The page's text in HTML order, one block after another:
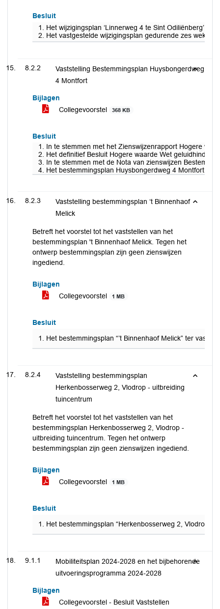
Besluit
1. Het wijzigingsplan ‘Linnerweg 4 te Sint Odiliënberg’
2. Het vastgestelde wijzigingsplan gedurende zes weken
8.2.2
Vaststelling Bestemmingsplan Huysbongerdweg
4 Montfort
Bijlagen
Collegevoorstel
368 KB
Besluit
1. In te stemmen met het Zienswijzenrapport Hogere
2. Het definitief Besluit Hogere waarde Wet geluidhinder
3. In te stemmen met de Nota van zienswijzen
4. Het bestemmingsplan Huysbongerdweg 4 Montfort
8.2.3
Vaststelling bestemmingsplan ‘t Binnenhaof
Melick
Betreft het voorstel tot het vaststellen van het
bestemmingsplan 't Binnenhaof Melick. Tegen het
ontwerp bestemmingsplan zijn geen zienswijzen
ingediend.
Bijlagen
Collegevoorstel
1 MB
Besluit
1. Het bestemmingsplan “’t Binnenhaof Melick” ter
8.2.4
Vaststelling bestemmingsplan
Herkenbosserweg 2, Vlodrop - uitbreiding
tuincentrum
Betreft het voorstel tot het vaststellen van het
bestemmingsplan Herkenbosserweg 2, Vlodrop -
uitbreiding tuincentrum. Tegen het ontwerp
bestemmingsplan zijn geen zienswijzen ingediend.
Bijlagen
Collegevoorstel
1 MB
Besluit
1. Het bestemmingsplan “Herkenbosserweg 2, Vlodrop
9.1.1
Mobiliteitsplan 2024-2028 en het bijbehorende
uitvoeringsprogramma 2024-2028
Bijlagen
Collegevoorstel - Besluit Vaststellen